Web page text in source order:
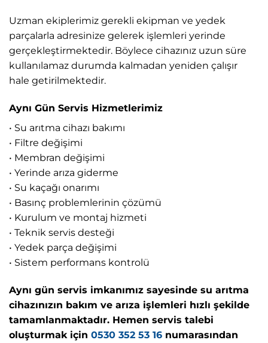
Uzman ekiplerimiz gerekli ekipman ve yedek
parçalarla adresinize gelerek işlemleri yerinde
gerçekleştirmektedir. Böylece cihazınız uzun süre
kullanılamaz durumda kalmadan yeniden çalışır
hale getirilmektedir.
Aynı Gün Servis Hizmetlerimiz
• Su arıtma cihazı bakımı
• Filtre değişimi
• Membran değişimi
• Yerinde arıza giderme
• Su kaçağı onarımı
• Basınç problemlerinin çözümü
• Kurulum ve montaj hizmeti
• Teknik servis desteği
• Yedek parça değişimi
• Sistem performans kontrolü
Aynı gün servis imkanımız sayesinde su arıtma
cihazınızın bakım ve arıza işlemleri hızlı şekilde
tamamlanmaktadır. Hemen servis talebi
oluşturmak için 0530 352 53 16 numarasından